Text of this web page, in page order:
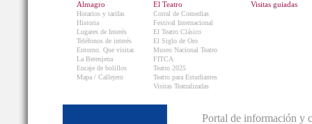
Almagro
Horarios y tarifas
Historia
Lugares de Interés
Teléfonos de interés
Entorno. Que visitar.
La Berenjena
Encaje de bolillos
Mapa / Callejero
El Teatro
Corral de Comedias
Festival Internacional
El Teatro Clásico
El Siglo de Oro
Museo Nacional Teatro
FITCA
Teatro 2025
Teatro para Estudiantes
Visitas Teatralizadas
Visitas guiadas
Portal de información y